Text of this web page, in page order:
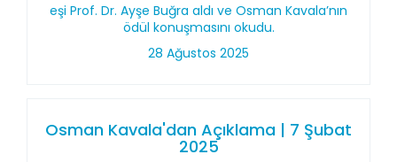
eşi Prof. Dr. Ayşe Buğra aldı ve Osman Kavala’nın
ödül konuşmasını okudu.
28 Ağustos 2025
Osman Kavala'dan Açıklama | 7 Şubat
2025